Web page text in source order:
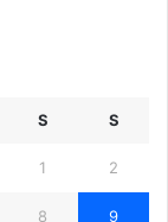
S S
1 2
8 9